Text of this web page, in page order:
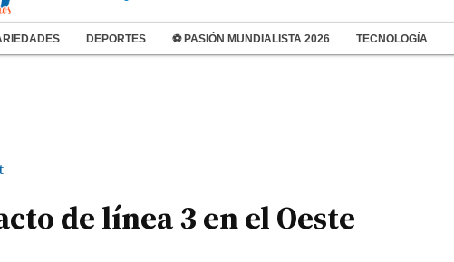
DEPORTES ⚽ PASIÓN MUNDIALISTA 2026 TECNOLOGÍA
de línea 3 en el Oeste